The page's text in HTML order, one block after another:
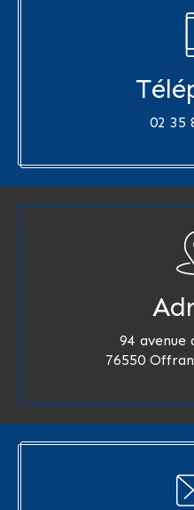
02 35
94 avenue
76550